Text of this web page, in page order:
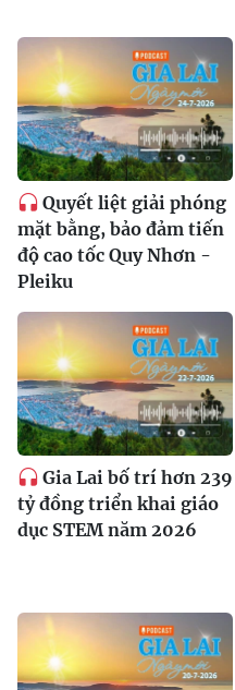
Quyết liệt giải phóng
mặt bằng, bảo đảm tiến
độ cao tốc Quy Nhơn -
Pleiku
Gia Lai bố trí hơn 239
tỷ đồng triển khai giáo
dục STEM năm 2026